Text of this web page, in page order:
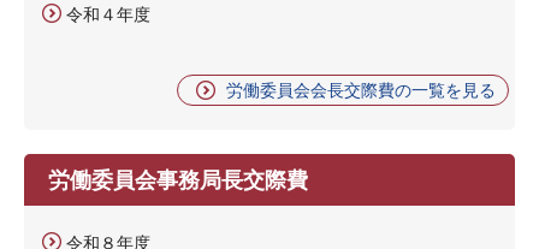
令和４年度
労働委員会会長交際費の一覧を見る
労働委員会事務局長交際費
令和８年度